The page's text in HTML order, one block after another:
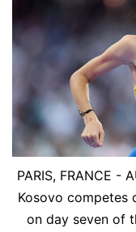
PARIS, FRANCE -
Kosovo competes
on day seven of